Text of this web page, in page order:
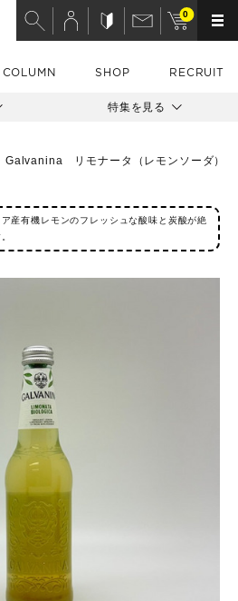
COLUMN SHOP RECRUIT
0
特集を見る
Galvanina リモナータ（レモンソーダ）
ア産有機レモンのフレッシュな酸味と炭酸が絶